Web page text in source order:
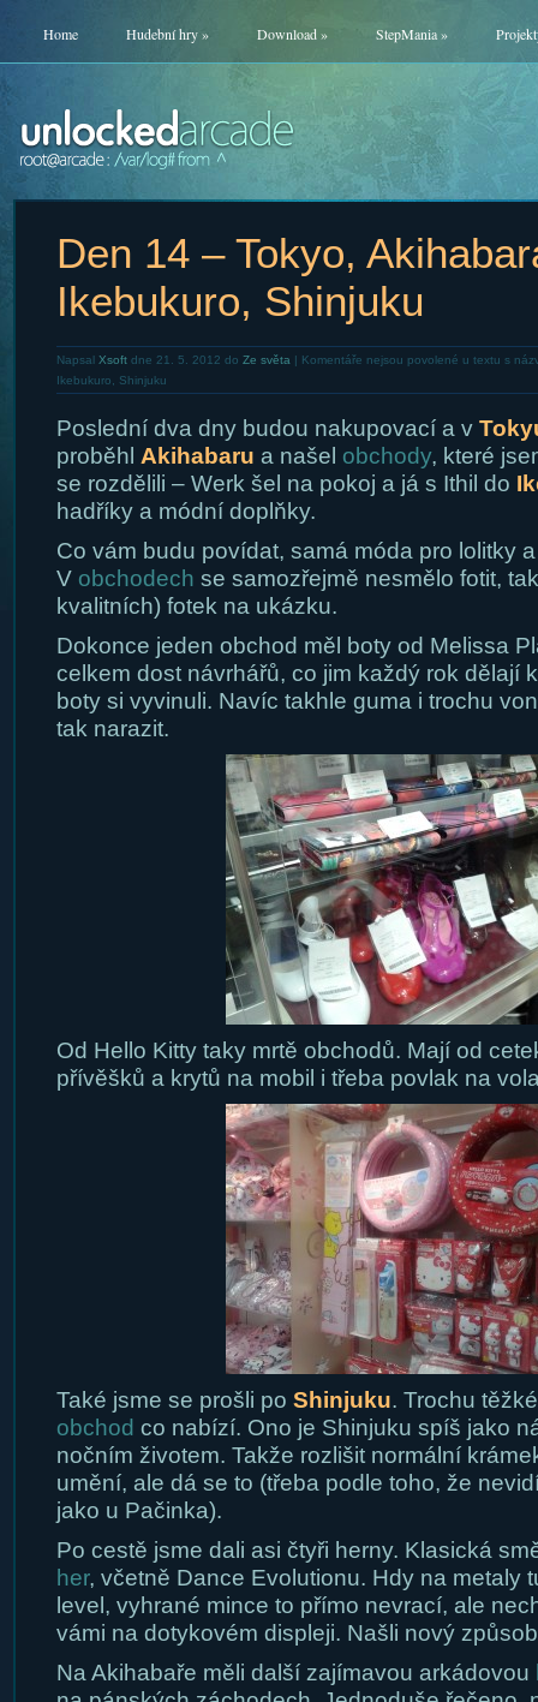
Home Hudební hry» Download» StepMania»
Den 14 – Tokyo,
Ikebukuro, Shinjuku
Napsal Xsoftdne 21. 5. 2012 do Ze světa | Komentáře nejsou povolené u textu s
Ikebukuro, Shinjuku
Poslední dva dny budou nakupovací a v
proběhl Akihabaru a našel obchody, které
se rozdělili – Werk šel na pokoj a já s Ithil do
hadříky a módní doplňky.
Co vám budu povídat, samá móda pro lolitky
V obchodech se samozřejmě nesmělo fotit,
kvalitních) fotek na ukázku.
Dokonce jeden obchod měl boty od Melissa
celkem dost návrhářů, co jim každý rok dělají
boty si vyvinuli. Navíc takhle guma i trochu
tak narazit.
Od Hello Kitty taky mrtě obchodů. Mají od
přívěšků a krytů na mobil i třeba povlak na
Také jsme se prošli po Shinjuku. Trochu
obchod co nabízí. Ono je Shinjuku spíš jako
nočním životem. Takže rozlišit normální
umění, ale dá se to (třeba podle toho, že
jako u Pačinka).
Po cestě jsme dali asi čtyři herny. Klasická
her, včetně Dance Evolutionu. Hdy na metaly
level, vyhrané mince to přímo nevrací, ale
vámi na dotykovém displeji. Našli nový
Na Akihabaře měli další zajímavou arkádovou